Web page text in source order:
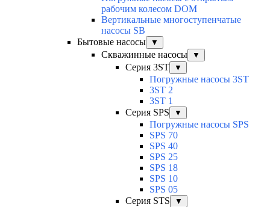
рабочим колесом DOM
Вертикальные многоступенчатые
насосы SB
Бытовые насосы
▼
Скважинные насосы ▼
Серия 3ST ▼
Погружные насосы 3ST
3ST 2
3ST 1
Серия SPS
▼
Погружные насосы SPS
SPS 70
SPS 40
SPS 25
SPS 18
SPS 10
SPS 05
Серия STS
▼